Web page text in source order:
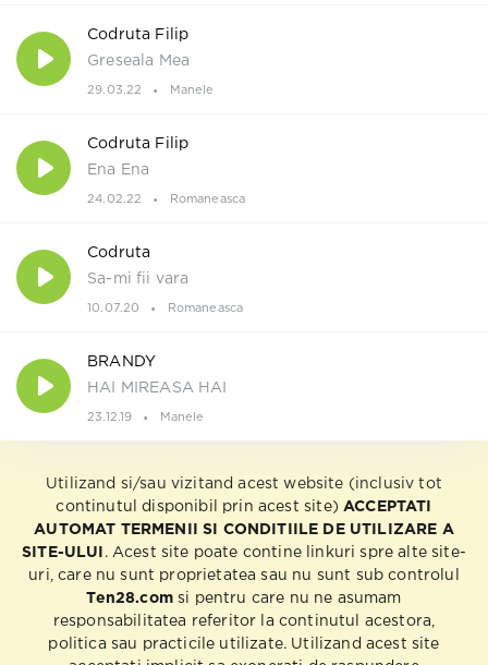
Codruta Filip
Greseala Mea
29.03.22 Manele
Codruta Filip
Ena Ena
24.02.22 Romaneasca
Codruta
Sa-mi fii vara
10.07.20 Romaneasca
BRANDY
HAI MIREASA HAI
23.12.19 Manele
Utilizand si/sau vizitand acest website (inclusiv tot
continutul disponibil prin acest site) ACCEPTATI
AUTOMAT TERMENII SI CONDITIILE DE UTILIZARE A
SITE-ULUI
. Acest site poate contine linkuri spre alte site-
uri, care nu sunt proprietatea sau nu sunt sub controlul
Ten28.comsi pentru care nu ne asumam
responsabilitatea referitor la continutul acestora,
politica sau practicile utilizate. Utilizand acest site